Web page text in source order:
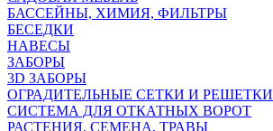
БАССЕЙНЫ, ХИМИЯ, ФИЛЬТРЫ
БЕСЕДКИ
НАВЕСЫ
ЗАБОРЫ
3D ЗАБОРЫ
ОГРАДИТЕЛЬНЫЕ СЕТКИ И РЕШЕТКИ
СИСТЕМА ДЛЯ ОТКАТНЫХ ВОРОТ
РАСТЕНИЯ, СЕМЕНА, ТРАВЫ